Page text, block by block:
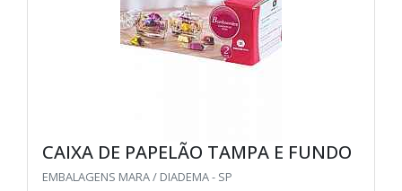
CAIXA DE PAPELÃO TAMPA E FUNDO
EMBALAGENS MARA / DIADEMA - SP